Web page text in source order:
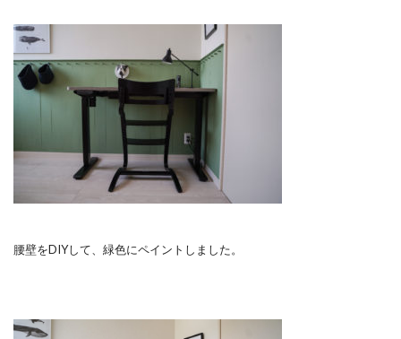
腰壁をDIYして、緑色にペイントしました。